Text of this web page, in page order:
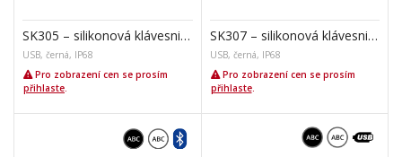
SK305 – silikonová klávesnice, CZ
USB, černá, IP68
Pro zobrazení cen se prosím
přihlaste
SK307 – silikonová klávesnice
USB, černá, IP68
Pro zobrazení cen se prosím
přihlaste.